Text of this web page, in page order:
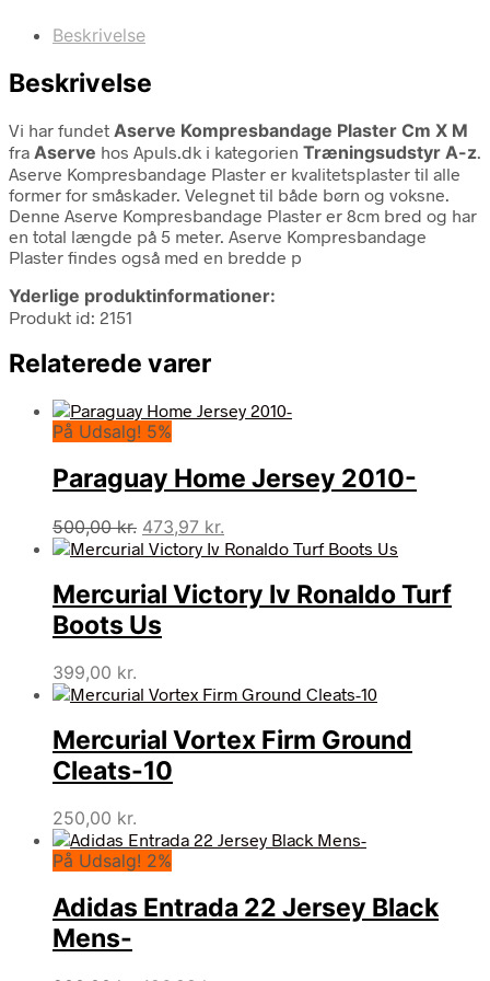
Beskrivelse
Beskrivelse
Vi har fundet Aserve Kompresbandage Plaster Cm X M
fra Aserve hos Apuls.dk i kategorien Træningsudstyr A-z.
Aserve Kompresbandage Plaster er kvalitetsplaster til alle
former for småskader. Velegnet til både børn og voksne.
Denne Aserve Kompresbandage Plaster er 8cm bred og har
en total længde på 5 meter. Aserve Kompresbandage
Plaster findes også med en bredde p
Yderlige produktinformationer:
Produkt id: 2151
Relaterede varer
På Udsalg! 5%
Paraguay Home Jersey 2010-
500,00kr. Den
oprindelige
var:
500,00 kr..
473,97 kr.
aktuelle
er:
473,97 kr..
Mercurial Victory Iv Ronaldo Turf
Boots Us
399,00 kr.
Mercurial Vortex Firm Ground
Cleats-10
250,00 kr.
På Udsalg! 2%
Adidas Entrada 22 Jersey Black
Mens-